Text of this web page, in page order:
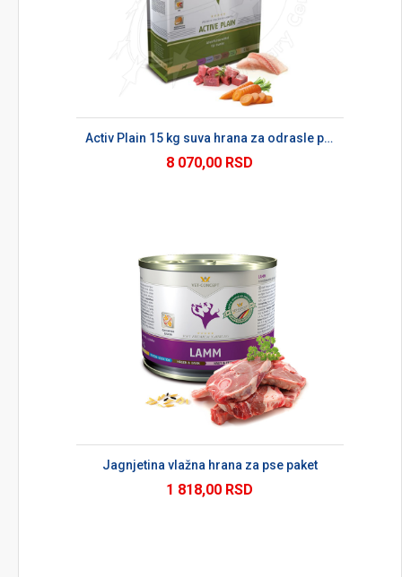
Activ Plain 15 kg suva hrana za odrasle pse
8 070,00 RSD
Jagnjetina vlažna hrana za pse paket
1 818,00 RSD